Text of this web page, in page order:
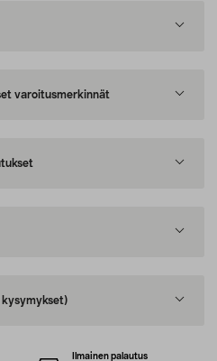
varoitusmerkinnät
Ilmainen palautus